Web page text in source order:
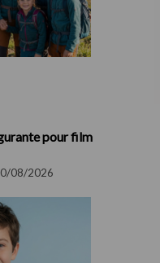
pour film
08/2026